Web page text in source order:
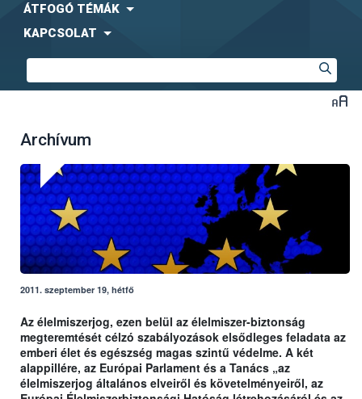
ÁTFOGÓ TÉMÁK
KAPCSOLAT
Archívum
2011. szeptember 19, hétfő
Az élelmiszerjog, ezen belül az élelmiszer-biztonság
megteremtését célzó szabályozások elsődleges feladata az
emberi élet és egészség magas szintű védelme. A két
alappillére, az Európai Parlament és a Tanács „az
élelmiszerjog általános elveiről és követelményeiről, az